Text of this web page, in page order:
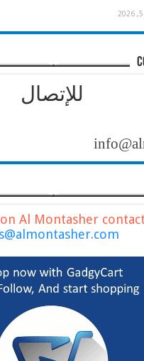
للإتصال
Al Montasher